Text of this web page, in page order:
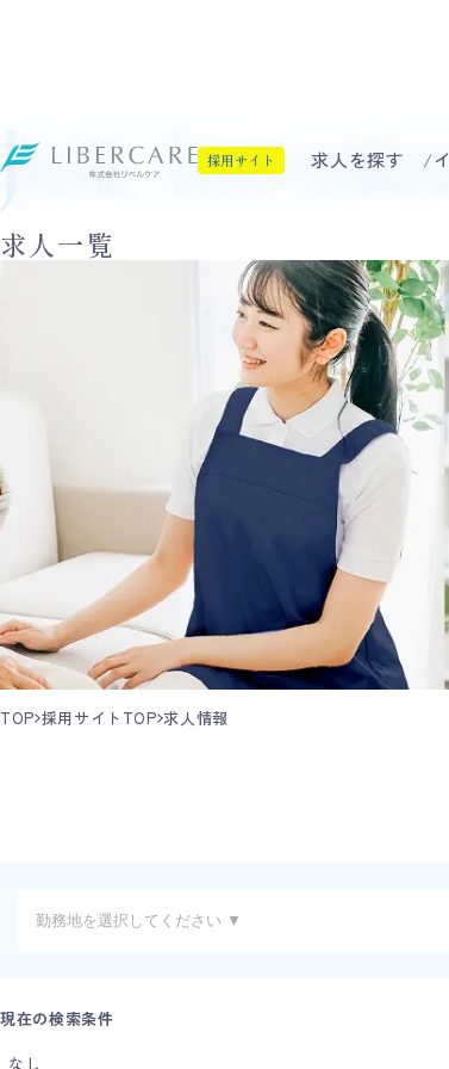
採用サイト 求人を探す
Job
求人一覧
TOP 採用サイトTOP 求人情報
現在の検索条件
なし